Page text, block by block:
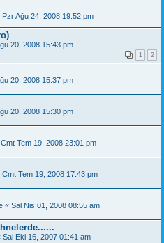
Pzr Ağu 24, 2008 19:52 pm
20, 2008 15:43 pm
1 2
20, 2008 15:37 pm
20, 2008 15:30 pm
Cmt Tem 19, 2008 23:01 pm
Cmt Tem 19, 2008 17:43 pm
« Sal Nis 01, 2008 08:55 am
Sal Eki 16, 2007 01:41 am